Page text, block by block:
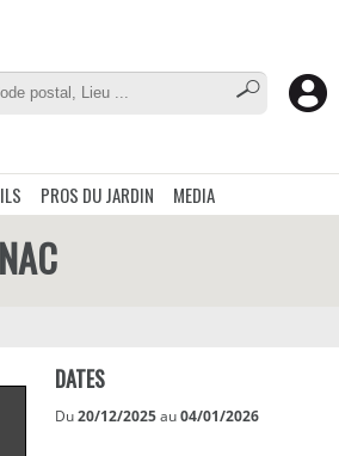
PROS DU JARDIN MEDIA
DATES
Du20/12/2025au04/01/2026